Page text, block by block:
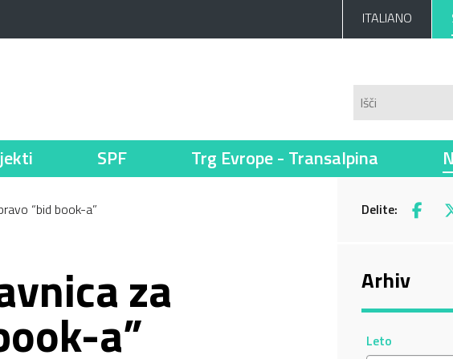
ITALIANO
SPF Trg Evrope - Transalpina
“bid book-a” Delite: X
za
a”
Arhiv
Leto